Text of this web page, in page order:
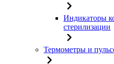
Индикаторы
стерилизации
Термометры и